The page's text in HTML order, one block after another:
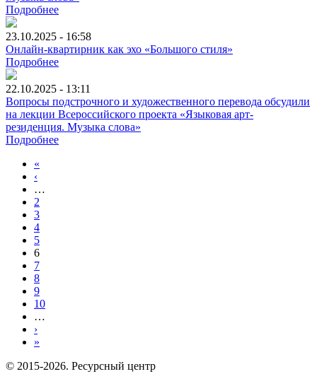
Подробнее
23.10.2025 - 16:58
Онлайн-квартирник как эхо «Большого стиля»
Подробнее
22.10.2025 - 13:11
Вопросы подстрочного и художественного перевода обсудили
на лекции Всероссийского проекта «Языковая арт-
резиденция. Музыка слова»
Подробнее
«
‹
…
2
3
4
5
6
7
8
9
10
…
›
»
© 2015-2026. Ресурсный центр